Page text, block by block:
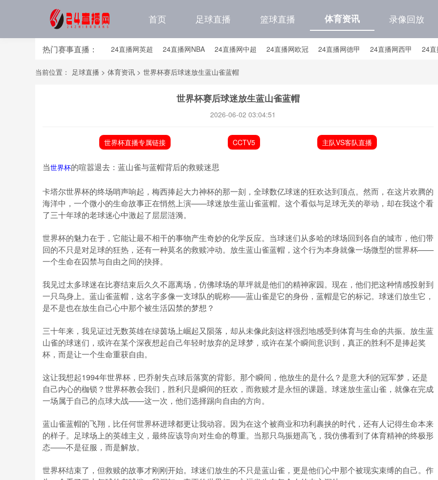
首页 足球直播 篮球直播 体育资讯 录像回放
热门赛事直播： 24直播网英超 24直播网NBA 24直播网中超 24直播网欧冠 24直播网德甲 24直播网西甲 24直
24直播网亚洲杯 24直播网世亚预 24直播网中甲
24直播网国足世预赛排行榜 24直播网国足世预赛积分榜 24直播网国足世预赛大名单
当前位置： 足球直播 > 体育资讯 > 世界杯赛后球迷放生蓝山雀蓝帽
世界杯赛后球迷放生蓝山雀蓝帽
2026-06-02 03:04:51
世界杯直播专属链接 CCTV5 主队VS客队直播
当世界杯的喧嚣退去：蓝山雀与蓝帽背后的救赎迷思
卡塔尔世界杯的终场哨声响起，梅西捧起大力神杯的那一刻，全球数亿球迷的狂欢达到顶点。然而，在这片欢腾的
海洋中，一个微小的生命故事正在悄然上演——球迷放生蓝山雀蓝帽。这个看似与足球无关的举动，却在我这个看
了三十年球的老球迷心中激起了层层涟漪。
世界杯的魅力在于，它能让最不相干的事物产生奇妙的化学反应。当球迷们从多哈的球场回到各自的城市，他们带
回的不只是对足球的狂热，还有一种莫名的救赎冲动。放生蓝山雀蓝帽，这个行为本身就像一场微型的世界杯——
一个生命在囚禁与自由之间的抉择。
我见过太多球迷在比赛结束后久久不愿离场，仿佛球场的草坪就是他们的精神家园。现在，他们把这种情感投射到
一只鸟身上。蓝山雀蓝帽，这名字多像一支球队的昵称——蓝山雀是它的身份，蓝帽是它的标记。球迷们放生它，
是不是也在放生自己心中那个被生活囚禁的梦想？
三十年来，我见证过无数英雄在绿茵场上崛起又陨落，却从未像此刻这样强烈地感受到体育与生命的共振。放生蓝
山雀的球迷们，或许在某个深夜想起自己年轻时放弃的足球梦，或许在某个瞬间意识到，真正的胜利不是捧起奖
杯，而是让一个生命重获自由。
这让我想起1994年世界杯，巴乔射失点球后落寞的背影。那个瞬间，他放生的是什么？是意大利的冠军梦，还是
自己内心的枷锁？世界杯教会我们，胜利只是瞬间的狂欢，而救赎才是永恒的课题。球迷放生蓝山雀，就像在完成
一场属于自己的点球大战——这一次，他们选择踢向自由的方向。
蓝山雀蓝帽的飞翔，比任何世界杯进球都更让我动容。因为在这个被商业和功利裹挟的时代，还有人记得生命本来
的样子。足球场上的英雄主义，最终应该导向对生命的尊重。当那只鸟振翅高飞，我仿佛看到了体育精神的终极形
态——不是征服，而是解放。
世界杯结束了，但救赎的故事才刚刚开始。球迷们放生的不只是蓝山雀，更是他们心中那个被现实束缚的自己。作